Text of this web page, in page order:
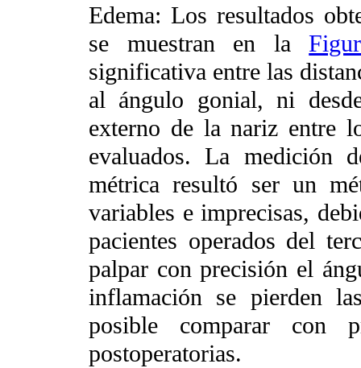
Edema: Los resultados
se muestran en la
significativa entre las
al ángulo gonial, ni
externo de la nariz entre
evaluados. La medición
métrica resultó ser un
variables e imprecisas,
pacientes operados del
palpar con precisión el
inflamación se pierden
posible comparar con
postoperatorias.